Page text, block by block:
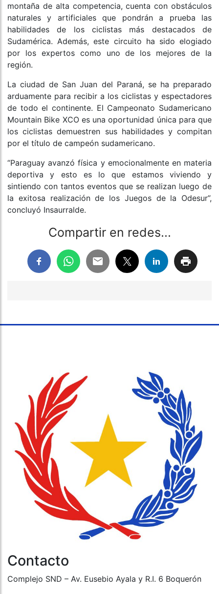
montaña de alta competencia, cuenta con obstáculos
naturales y artificiales que pondrán a prueba las
habilidades de los ciclistas más destacados de
Sudamérica. Además, este circuito ha sido elogiado
por los expertos como uno de los mejores de la
región.
La ciudad de San Juan del Paraná, se ha preparado
arduamente para recibir a los ciclistas y espectadores
de todo el continente. El Campeonato Sudamericano
Mountain Bike XCO es una oportunidad única para que
los ciclistas demuestren sus habilidades y compitan
por el título de campeón sudamericano.
“Paraguay avanzó física y emocionalmente en materia
deportiva y esto es lo que estamos viviendo y
sintiendo con tantos eventos que se realizan luego de
la exitosa realización de los Juegos de la Odesur”,
concluyó Insaurralde.
Compartir en redes...
Contacto
Complejo SND – Av. Eusebio Ayala y R.I. 6 Boquerón